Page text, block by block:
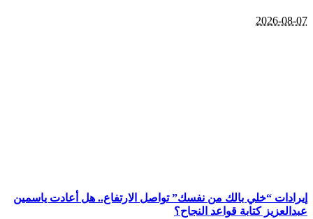
2026-08-07
إيرادات “خلي بالك من نفسك” تواصل الارتفاع.. هل أعادت ياسمين
عبدالعزيز كتابة قواعد النجاح؟